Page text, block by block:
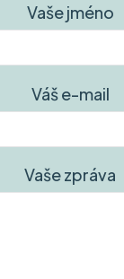
Vaše jméno
Váš e-mail
Vaše zpráva